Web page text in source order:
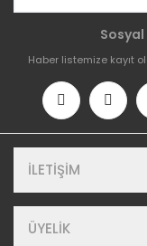
Haber listemize kayıt
İLETİŞİM
ÜYELİK